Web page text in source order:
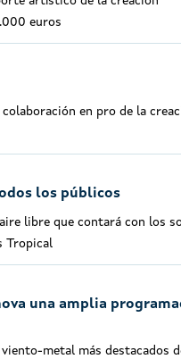
euros
en pro de la
los públicos
libre que contará con los
Tropical
una amplia
metal más destacados